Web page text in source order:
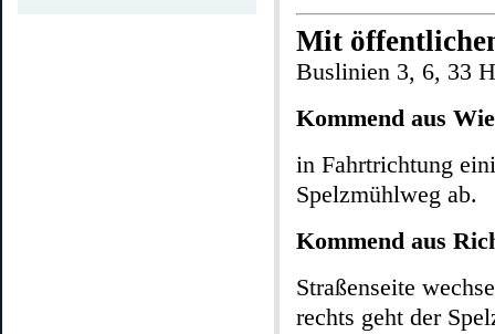
Mit
Buslinien 3, 6, 33
Kommend aus
in Fahrtrichtung
Spelzmühlweg ab.
Kommend aus
Straßenseite
rechts geht der